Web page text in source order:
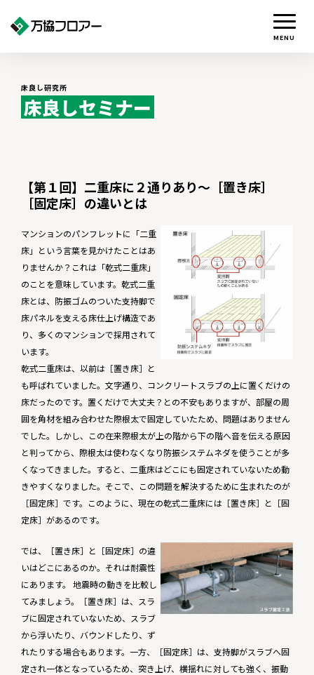
MENU
床良し研究所
床良しセミナー
【第１回】二重床に２通りあり〜［置き床］
［固定床］の違いとは
マンションのパンフレットに「二重
床」という言葉を見かけたことはあ
りませんか？これは「乾式二重床」
のことを意味しています。乾式二重
床とは、防振ゴムのついた支持脚で
床パネルを支える床仕上げ構造であ
り、多くのマンションで採用されて
います。
乾式二重床は、以前は［置き床］と
も呼ばれていました。文字通り、コンクリートスラブの上に置くだけの
床だったのです。置くだけで大丈夫？との不安もありますが、部屋の周
囲を角材を組み合わせた際根太で固定していたため、問題はありません
でした。しかし、この在来際根太が上の階から下の階へ音を伝える原因
と判ってから、際根太は使わなくなり防振システムネダを使うことが多
くなってきました。すると、二重床はどこにも固定されていないため動
きやすくなりました。そこで、この問題を解決するために生まれたのが
［固定床］です。このように、現在の乾式二重床には［置き床］と［固
定床］があるのです。
では、［置き床］と［固定床］の違
いはどこにあるのか。それは耐震性
にあります。 地震時の動きを比較し
てみましょう。［置き床］は、スラ
ブに固定されていないため、スラブ
から浮いたり、バウンドしたり、ず
れたりする場合もあります。一方、［固定床］は、支持脚がスラブへ固
定され一体となっているため、突き上げ、横揺れに対しても強く、振動